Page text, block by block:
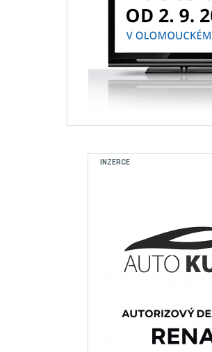
INZERCE